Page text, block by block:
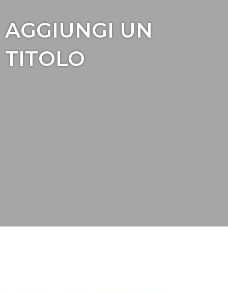
AGGIUNGI UN
TITOLO